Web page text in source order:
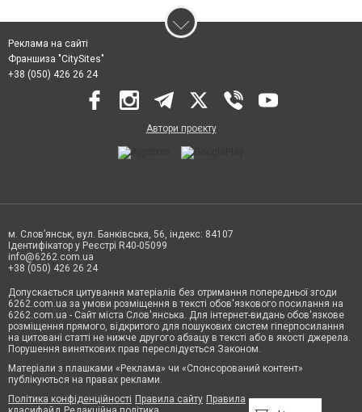
Реклама на сайті
Франшиза "CitySites"
+38 (050) 426 26 24
Автори проєкту
м. Слов’янськ, вул. Банківська, 56, індекс: 84107
Ідентифікатор у Реєстрі R40-05099
info@6262.com.ua
+38 (050) 426 26 24
Допускається цитування матеріалів без отримання попередньої згоди
6262.com.ua за умови розміщення в тексті обов'язкового посилання на
6262.com.ua - Сайт міста Слов'янська. Для інтернет-видань обов'язкове
розміщення прямого, відкритого для пошукових систем гіперпосилання
на цитовані статті не нижче другого абзацу в тексті або в якості джерела.
Порушення виняткових прав переслідується Законом.
Матеріали з плашками «Реклама» чи «Спонсорований контент»
публікуються на правах реклами.
Політика конфіденційності Правила сайту Правила